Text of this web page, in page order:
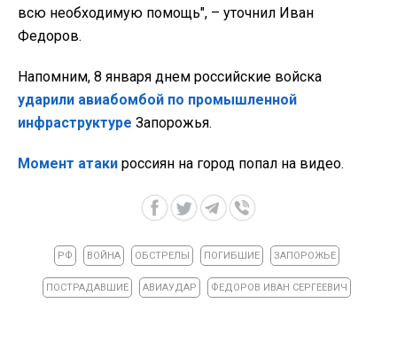
всю необходимую помощь", – уточнил Иван
Федоров.
Напомним, 8 января днем российские войска
ударили авиабомбой по промышленной
инфраструктуре Запорожья.
Момент атаки россиян на город попал на видео.
РФ ВОЙНА ОБСТРЕЛЫ ПОГИБШИЕ ЗАПОРОЖЬЕ
ПОСТРАДАВШИЕ АВИАУДАР ФЕДОРОВ ИВАН СЕРГЕЕВИЧ